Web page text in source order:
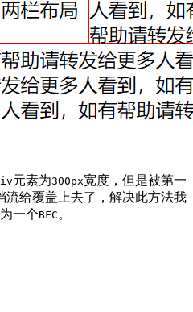
元素为300px宽度，但是被第一
流给覆盖上去了，解决此方法我
一个BFC 。